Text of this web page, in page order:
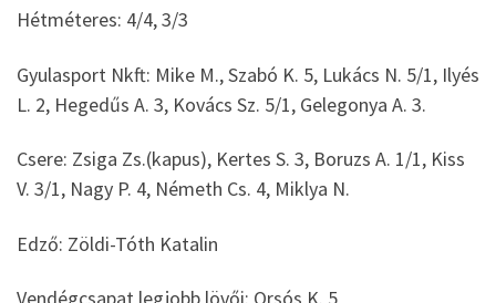
Hétméteres: 4/4, 3/3
Gyulasport Nkft: Mike M., Szabó K. 5, Lukács N. 5/1, Ilyés
L. 2, Hegedűs A. 3, Kovács Sz. 5/1, Gelegonya A. 3.
Csere: Zsiga Zs.(kapus), Kertes S. 3, Boruzs A. 1/1, Kiss
V. 3/1, Nagy P. 4, Németh Cs. 4, Miklya N.
Edző: Zöldi-Tóth Katalin